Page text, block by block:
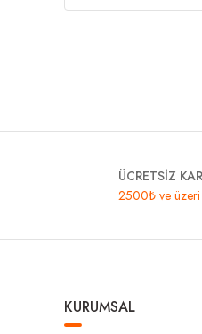
ÜCRETSİZ
2500₺ ve üzeri
KURUMSAL